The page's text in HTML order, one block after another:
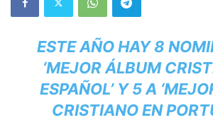
ESTE AÑO HAY 8
‘MEJOR ÁLBUM
ESPAÑOL’ Y 5 A
CRISTIANO EN